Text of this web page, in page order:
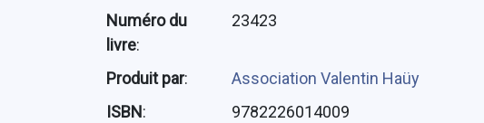
Numéro du
livre:
23423
Produit par:
Association Valentin Haüy
ISBN:
9782226014009